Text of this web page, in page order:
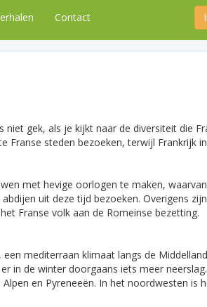
Contact
gek, als je kijkt naar de diversiteit die
Franse steden bezoeken, terwijl Frankrijk
met hevige oorlogen te maken,
uit deze tijd bezoeken. Overigens
Franse volk aan de Romeinse bezetting.
mediterraan klimaat langs de
in de winter doorgaans iets meer
en Pyreneeën. In het noordwesten is